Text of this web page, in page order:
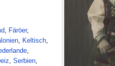
Färöer,
, Keltisch,
,
Serbien,